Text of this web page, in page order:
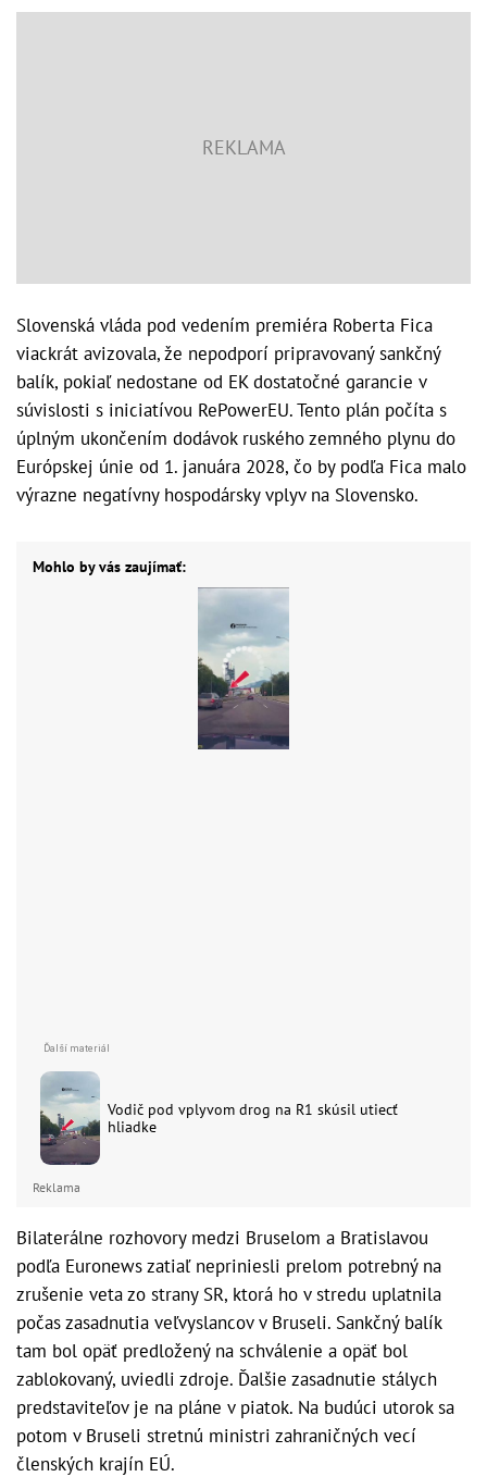
Slovenská vláda pod vedením premiéra Roberta Fica
viackrát avizovala, že nepodporí pripravovaný sankčný
balík, pokiaľ nedostane od EK dostatočné garancie v
súvislosti s iniciatívou RePowerEU. Tento plán počíta s
úplným ukončením dodávok ruského zemného plynu do
Európskej únie od 1. januára 2028, čo by podľa Fica malo
výrazne negatívny hospodársky vplyv na Slovensko.
Mohlo by vás zaujímať:
Vodič pod vplyvom drog na R1 skúsil utiecť
hliadke
Reklama
Bilaterálne rozhovory medzi Bruselom a Bratislavou
podľa Euronews zatiaľ nepriniesli prelom potrebný na
zrušenie veta zo strany SR, ktorá ho v stredu uplatnila
počas zasadnutia veľvyslancov v Bruseli. Sankčný balík
tam bol opäť predložený na schválenie a opäť bol
zablokovaný, uviedli zdroje. Ďalšie zasadnutie stálych
predstaviteľov je na pláne v piatok. Na budúci utorok sa
potom v Bruseli stretnú ministri zahraničných vecí
členských krajín EÚ.